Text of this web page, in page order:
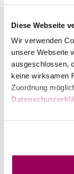
Diese Webseite
Wir verwenden
unsere Webseite
ausgeschlossen,
keine wirksamen
Zuordnung